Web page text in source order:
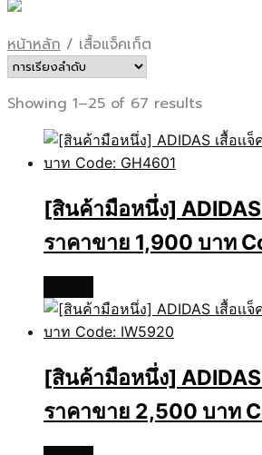
หน้าหลัก / เสื้อแจ็คเก็ต
Showing 1–25 of 67 results
[สินค้ามือหนึ่ง] ADIDAS
ราคาขาย 1,900 บาท
[สินค้ามือหนึ่ง] ADIDAS
ราคาขาย 2,500 บาท